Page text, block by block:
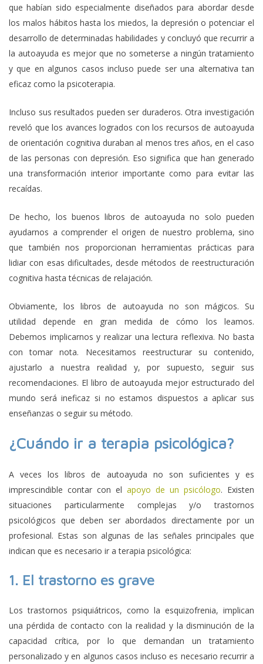
que habían sido especialmente diseñados para abordar desde
los malos hábitos hasta los miedos, la depresión o potenciar el
desarrollo de determinadas habilidades y concluyó que recurrir a
la autoayuda es mejor que no someterse a ningún tratamiento
y que en algunos casos incluso puede ser una alternativa tan
eficaz como la psicoterapia.
Incluso sus resultados pueden ser duraderos. Otra investigación
reveló que los avances logrados con los recursos de autoayuda
de orientación cognitiva duraban al menos tres años, en el caso
de las personas con depresión. Eso significa que han generado
una transformación interior importante como para evitar las
recaídas.
De hecho, los buenos libros de autoayuda no solo pueden
ayudarnos a comprender el origen de nuestro problema, sino
que también nos proporcionan herramientas prácticas para
lidiar con esas dificultades, desde métodos de reestructuración
cognitiva hasta técnicas de relajación.
Obviamente, los libros de autoayuda no son mágicos. Su
utilidad depende en gran medida de cómo los leamos.
Debemos implicarnos y realizar una lectura reflexiva. No basta
con tomar nota. Necesitamos reestructurar su contenido,
ajustarlo a nuestra realidad y, por supuesto, seguir sus
recomendaciones. El libro de autoayuda mejor estructurado del
mundo será ineficaz si no estamos dispuestos a aplicar sus
enseñanzas o seguir su método.
¿Cuándo ir a terapia psicológica?
A veces los libros de autoayuda no son suficientes y es
imprescindible contar con el apoyo de un psicólogo. Existen
situaciones particularmente complejas y/o trastornos
psicológicos que deben ser abordados directamente por un
profesional. Estas son algunas de las señales principales que
indican que es necesario ir a terapia psicológica:
1. El trastorno es grave
Los trastornos psiquiátricos, como la esquizofrenia, implican
una pérdida de contacto con la realidad y la disminución de la
capacidad crítica, por lo que demandan un tratamiento
personalizado y en algunos casos incluso es necesario recurrir a